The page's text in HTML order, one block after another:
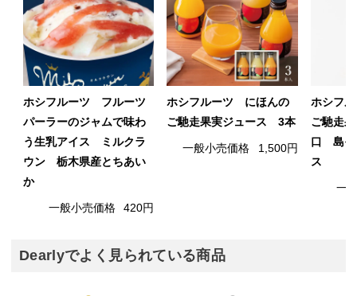
ホシフルーツ フルーツ
パーラーのジャムで味わ
う生乳アイス ミルクラ
ウン 栃木県産とちあい
か
一般小売価格 420円
ホシフルーツ にほんの
ご馳走果実ジュース 3本
一般小売価格 1,500円
ホシフ
ご馳走
口 島そ
ス
一
Dearlyでよく見られている商品